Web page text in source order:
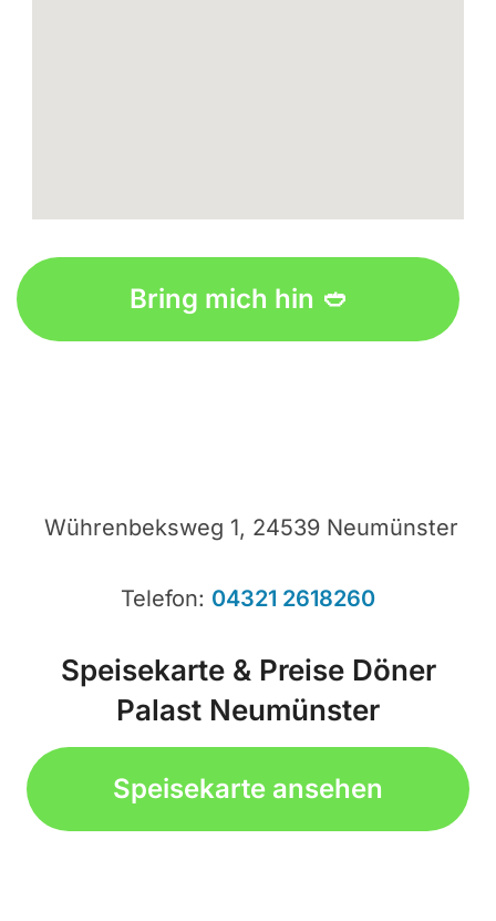
google maps for my website
Bring mich hin 🥙
Wührenbeksweg 1, 24539 Neumünster
Telefon: 04321 2618260
Speisekarte & Preise Döner
Palast Neumünster
Speisekarte ansehen